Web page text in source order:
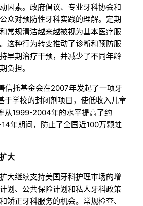
因素。政府倡议、专业牙科协会和
众对预防性牙科实践的理解。定期
常规清洁越来越被视为基本医疗服
这种行为转变推动了诊断和预防服
早期治疗干预，并减少了不同年龄
负担。
信托基金会在2007年发起了一项牙
于学校的封闭剂项目，使低收入儿童
从1999-2004年的水平提高了约
年期间，防止了全国近100万颗蛀
大
大继续支持美国牙科护理市场的增
划、公共保险计划和私人牙科政策
矫正牙科服务的机会。常规检查、